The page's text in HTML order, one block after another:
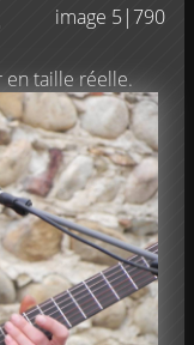
image 5|790
en taille réelle.